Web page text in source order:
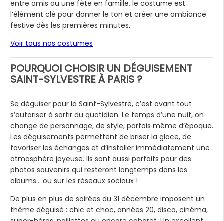
entre amis ou une fête en famille, le costume est
l’élément clé pour donner le ton et créer une ambiance
festive dès les premières minutes.
Voir tous nos costumes
POURQUOI CHOISIR UN DÉGUISEMENT
SAINT-SYLVESTRE À PARIS ?
Se déguiser pour la Saint-Sylvestre, c’est avant tout
s’autoriser à sortir du quotidien. Le temps d’une nuit, on
change de personnage, de style, parfois même d’époque.
Les déguisements permettent de briser la glace, de
favoriser les échanges et d’installer immédiatement une
atmosphère joyeuse. Ils sont aussi parfaits pour des
photos souvenirs qui resteront longtemps dans les
albums… ou sur les réseaux sociaux !
De plus en plus de soirées du 31 décembre imposent un
thème déguisé : chic et choc, années 20, disco, cinéma,